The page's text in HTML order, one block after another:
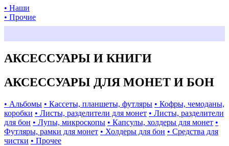
• Наши
• Прочие
АКСЕССУАРЫ И КНИГИ
АКСЕССУАРЫ ДЛЯ МОНЕТ И БОН
• Альбомы • Кассеты, планшеты, футляры • Кофры, чемоданы,
коробки • Листы, разделители для монет • Листы, разделители
для бон • Лупы, микроскопы • Капсулы, холдеры для монет •
Футляры, рамки для монет • Холдеры для бон • Средства для
чистки • Прочее